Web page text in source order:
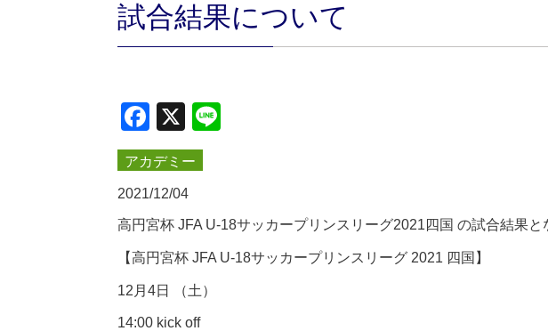
試合結果について
Facebook
X
アカデミー
2021/12/04
高円宮杯 JFA U-18サッカープリンスリーグ2021四国 の試合結果と
【高円宮杯 JFA U-18サッカープリンスリーグ 2021 四国】
12月4日 （土）
14:00 kick off